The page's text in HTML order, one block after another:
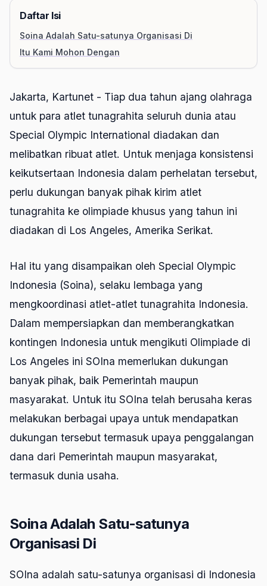
Daftar Isi
Soina Adalah Satu-satunya Organisasi Di
Itu Kami Mohon Dengan
Jakarta, Kartunet - Tiap dua tahun ajang olahraga
untuk para atlet tunagrahita seluruh dunia atau
Special Olympic International diadakan dan
melibatkan ribuat atlet. Untuk menjaga konsistensi
keikutsertaan Indonesia dalam perhelatan tersebut,
perlu dukungan banyak pihak kirim atlet
tunagrahita ke olimpiade khusus yang tahun ini
diadakan di Los Angeles, Amerika Serikat.
Hal itu yang disampaikan oleh Special Olympic
Indonesia (Soina), selaku lembaga yang
mengkoordinasi atlet-atlet tunagrahita Indonesia.
Dalam mempersiapkan dan memberangkatkan
kontingen Indonesia untuk mengikuti Olimpiade di
Los Angeles ini SOIna memerlukan dukungan
banyak pihak, baik Pemerintah maupun
masyarakat. Untuk itu SOIna telah berusaha keras
melakukan berbagai upaya untuk mendapatkan
dukungan tersebut termasuk upaya penggalangan
dana dari Pemerintah maupun masyarakat,
termasuk dunia usaha.
Soina Adalah Satu-satunya
Organisasi Di
SOIna adalah satu-satunya organisasi di Indonesia